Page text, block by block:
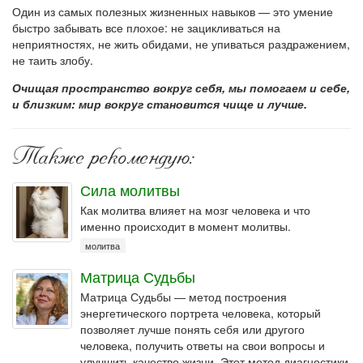
Один из самых полезных жизненных навыков — это умение
быстро забывать все плохое: не зацикливаться на
неприятностях, не жить обидами, не упиваться раздражением,
не таить злобу.
Очищая пространство вокруг себя, мы помогаем и себе,
и близким: мир вокруг становится чище и лучше.
Также рекомендую:
Сила молитвы
Как молитва влияет на мозг человека и что
именно происходит в момент молитвы.
молитва
Матрица Судьбы
Матрица Судьбы — метод построения
энергетического портрета человека, который
позволяет лучше понять себя или другого
человека, получить ответы на свои вопросы и